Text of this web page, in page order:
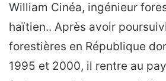
William Cinéa, ingénieur
haïtien.. Après avoir
forestières en République
1995 et 2000, il rentre au